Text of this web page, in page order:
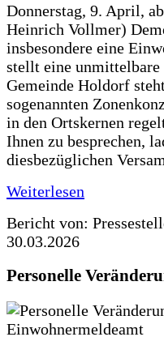
Donnerstag, 9. April,
Heinrich Vollmer)
insbesondere eine
stellt eine
Gemeinde Holdorf
sogenannten
in den Ortskernen
Ihnen zu besprechen,
diesbezüglichen
Weiterlesen
Bericht von:
30.03.2026
Personelle